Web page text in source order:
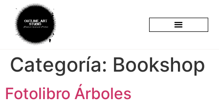
Categoría: Bookshop
Fotolibro Árboles